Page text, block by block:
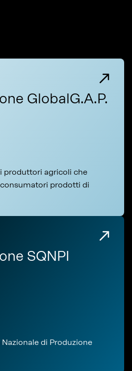
GlobalG.A.P.
produttori agricoli che
prodotti di
SQNPI
di Produzione